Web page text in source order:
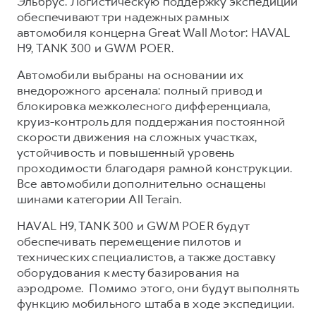
HAVAL Лизинг
Автомобильные аксессуары
Коллекция CITY
Коллекция Базовая
Коллекция Детская
АКСЕССУАРЫ HAVAL
Автомобильные аксессуары
Коллекция CITY
Коллекция Базовая
Коллекция Детская
обеспечивают три надежных рамных
автомобиля концерна Great Wall Motor: HAVAL
H9, TANK 300 и GWM POER.
Автомобили выбраны на основании их
внедорожного арсенала: полный привод и
блокировка межколесного дифференциала,
круиз-контроль для поддержания постоянной
скорости движения на сложных участках,
устойчивость и повышенный уровень
проходимости благодаря рамной конструкции.
Все автомобили дополнительно оснащены
шинами категории All Terain.
HAVAL H9, TANK 300 и GWM POER будут
обеспечивать перемещение пилотов и
технических специалистов, а также доставку
оборудования к месту базирования на
аэродроме. Помимо этого, они будут выполнять
функцию мобильного штаба в ходе экспедиции.